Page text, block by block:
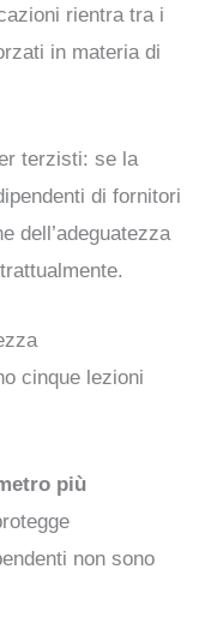
rientra tra i
in materia di
terzisti: se la
di fornitori
dell’adeguatezza
cinque lezioni
più
non sono